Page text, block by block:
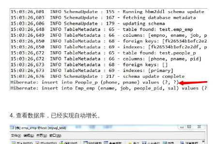
4. 查看数据库，已经实现自动增长。